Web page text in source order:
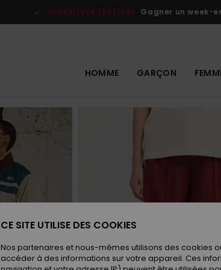
QUIKSILVER FESTIVAL Gagner un week-
HOMME GARÇON
CE SITE UTILISE DES COOKIES
Nos partenaires et nous-mêmes utilisons des cookies
accéder à des informations sur votre appareil. Ces